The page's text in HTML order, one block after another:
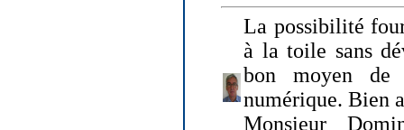
La possibilité
à la toile sans
bon moyen de
numérique. Bien
Monsieur